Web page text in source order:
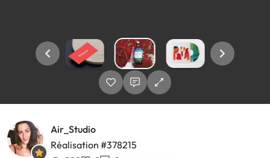
Air_Studio
Réalisation #378215